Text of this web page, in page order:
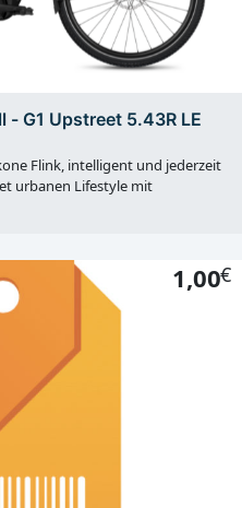
- G1 Upstreet 5.43R LE
Flink, intelligent und jederzeit
urbanen Lifestyle mit
1,00€